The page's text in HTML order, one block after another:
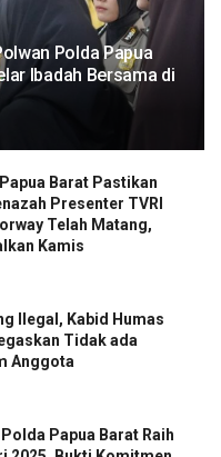
Polda Papua
Ibadah Bersama di
Barat Pastikan
Presenter TVRI
Telah Matang,
Kamis
Ilegal, Kabid Humas
Tidak ada
Anggota
Papua Barat Raih